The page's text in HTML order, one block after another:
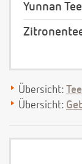
Yunnan Tee
Übersicht:
Übersicht: